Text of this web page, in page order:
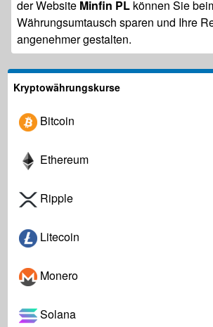
der Website Minfin PL können Sie
Währungsumtausch sparen und Ihre
angenehmer gestalten.
Kryptowährungskurse
Bitcoin
Ethereum
Ripple
Litecoin
Monero
Solana